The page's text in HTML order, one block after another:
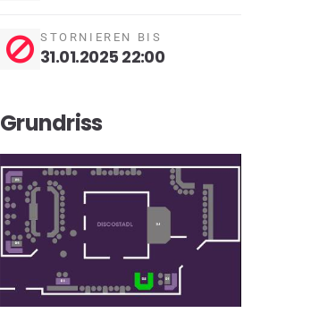
STORNIEREN BIS
31.01.2025 22:00
Grundriss